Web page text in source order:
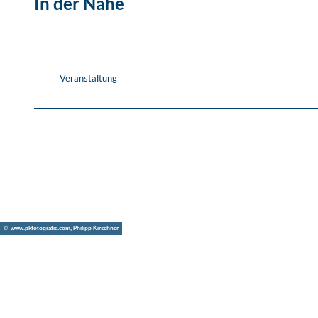
Veranstaltung
© www.pkfotografie.com, Philipp Kirschner